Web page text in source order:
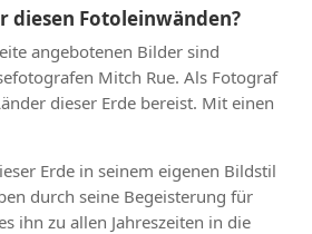
diesen Fotoleinwänden?
angebotenen Bilder sind
Mitch Rue. Als Fotograf
dieser Erde bereist. Mit einen
Erde in seinem eigenen Bildstil
durch seine Begeisterung für
ihn zu allen Jahreszeiten in die